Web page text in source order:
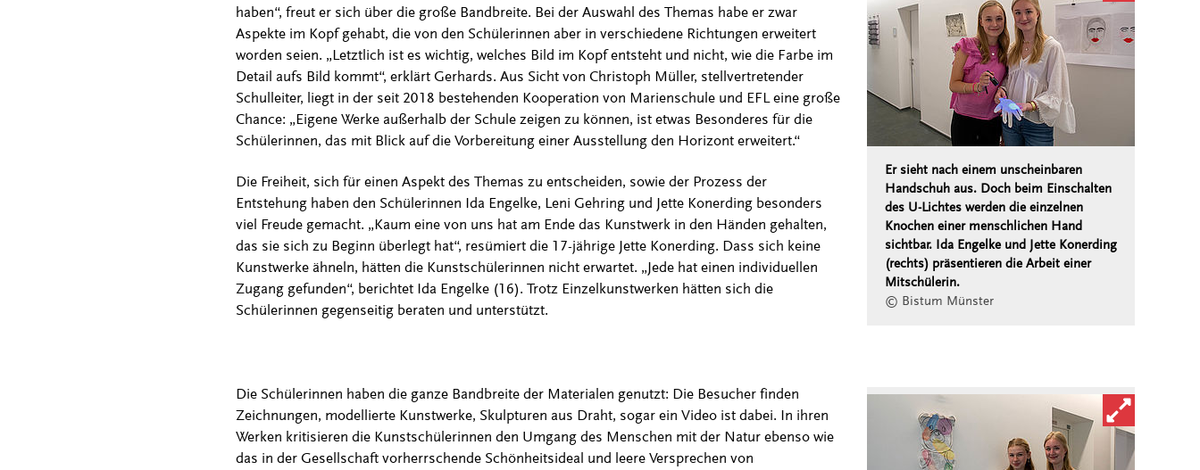
Er sieht nach einem unscheinbaren
Handschuh aus. Doch beim Einschalten
des U-Lichtes werden die einzelnen
Knochen einer menschlichen Hand
sichtbar. Ida Engelke und Jette Konerding
(rechts) präsentieren die Arbeit einer
Mitschülerin.
© Bistum Münster
haben“, freut er sich über die große Bandbreite. Bei der Auswahl des Themas habe er zwar
Aspekte im Kopf gehabt, die von den Schülerinnen aber in verschiedene Richtungen erweitert
worden seien. „Letztlich ist es wichtig, welches Bild im Kopf entsteht und nicht, wie die Farbe im
Detail aufs Bild kommt“, erklärt Gerhards. Aus Sicht von Christoph Müller, stellvertretender
Schulleiter, liegt in der seit 2018 bestehenden Kooperation von Marienschule und EFL eine große
Chance: „Eigene Werke außerhalb der Schule zeigen zu können, ist etwas Besonderes für die
Schülerinnen, das mit Blick auf die Vorbereitung einer Ausstellung den Horizont erweitert.“
Die Freiheit, sich für einen Aspekt des Themas zu entscheiden, sowie der Prozess der
Entstehung haben den Schülerinnen Ida Engelke, Leni Gehring und Jette Konerding besonders
viel Freude gemacht. „Kaum eine von uns hat am Ende das Kunstwerk in den Händen gehalten,
das sie sich zu Beginn überlegt hat“, resümiert die 17-jährige Jette Konerding. Dass sich keine
Kunstwerke ähneln, hätten die Kunstschülerinnen nicht erwartet. „Jede hat einen individuellen
Zugang gefunden“, berichtet Ida Engelke (16). Trotz Einzelkunstwerken hätten sich die
Schülerinnen gegenseitig beraten und unterstützt.
Bild in
Die Schülerinnen haben die ganze Bandbreite der Materialen genutzt: Die Besucher finden
Zeichnungen, modellierte Kunstwerke, Skulpturen aus Draht, sogar ein Video ist dabei. In ihren
Werken kritisieren die Kunstschülerinnen den Umgang des Menschen mit der Natur ebenso wie
das in der Gesellschaft vorherrschende Schönheitsideal und leere Versprechen von